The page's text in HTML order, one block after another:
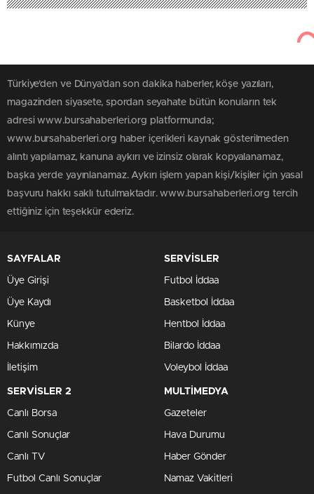
Türkiye'den ve Dünya’dan son dakika haberler, köşe yazıları,
magazinden siyasete, spordan seyahate bütün konuların tek
adresi www.bursahaberleri.org platformunda;
www.bursahaberleri.org haber içerikleri kaynak gösterilmeden
alıntı yapılamaz, kanuna aykırı ve izinsiz olarak kopyalanamaz,
başka yerde yayınlanamaz. Aykırı işlem yapan kişi/kişiler için yasal
başvuru hakkı saklı tutulmaktadır. www.bursahaberleri.org tercih
ettiğiniz için teşekkür ederiz.
SAYFALAR
Üye Girişi
Üye Kaydı
Künye
Hakkımızda
İletişim
SERVİSLER
Futbol İddaa
Basketbol İddaa
Hentbol İddaa
Bilardo İddaa
Voleybol İddaa
SERVİSLER 2
Canlı Borsa
Canlı Sonuçlar
Canlı TV
Futbol Canlı Sonuçlar
MULTİMEDYA
Gazeteler
Hava Durumu
Haber Gönder
Namaz Vakitleri